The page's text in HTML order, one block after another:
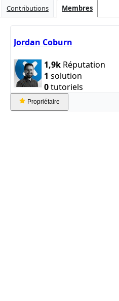
Contributions Membres
Jordan Coburn
1,9k Réputation
1 solution
0tutoriels
Propriétaire